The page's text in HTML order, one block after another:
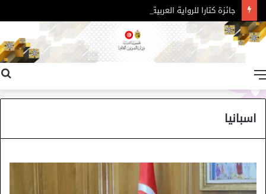
جائزة كتارا للرواية العربية – الدورة 11
اسبانيا